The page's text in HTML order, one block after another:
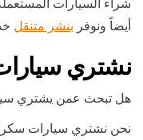
شراء السيارات
أيضاً ونوفر بنشر متنقل
نشتري
هل تبحث عمن يشتري
نحن نشتري سيارات